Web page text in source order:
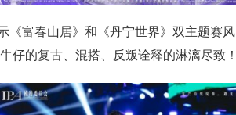
《富春山居》和《丹宁世界》双主题赛风
仔的复古、混搭、反叛诠释的淋漓尽致！